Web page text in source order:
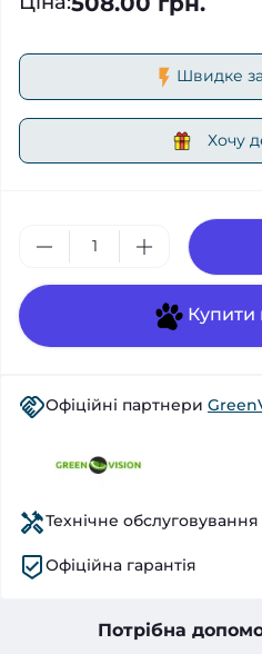
Швидке
Хочу
Купити
Офіційні партнери
Технічне обслуговування
Офіційна гарантія
Потрібна